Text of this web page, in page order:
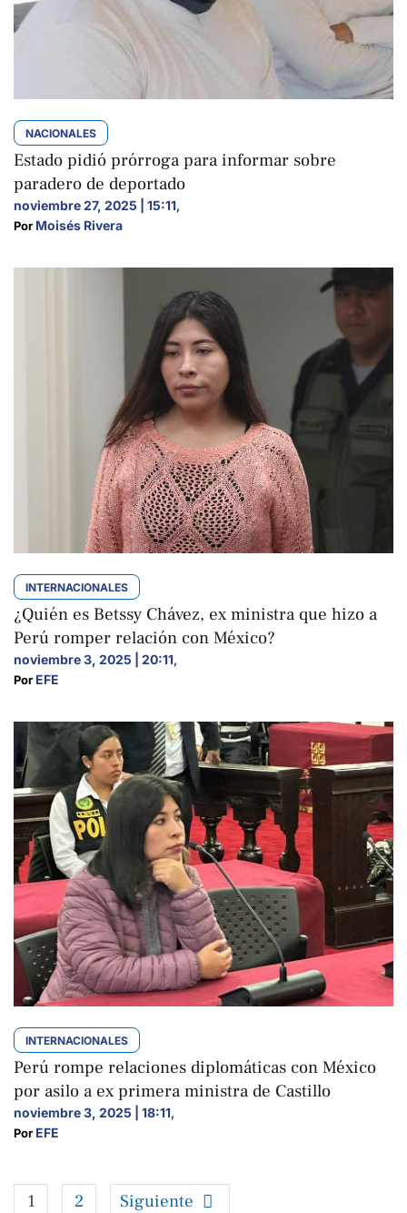
NACIONALES
Estado pidió prórroga para informar sobre
paradero de deportado
noviembre 27, 2025 | 15:11,
Por Moisés Rivera
INTERNACIONALES
¿Quién es Betssy Chávez, ex ministra que hizo a
Perú romper relación con México?
noviembre 3, 2025 | 20:11,
Por EFE
INTERNACIONALES
Perú rompe relaciones diplomáticas con México
por asilo a ex primera ministra de Castillo
noviembre 3, 2025 | 18:11,
Por EFE
1 2 Siguiente